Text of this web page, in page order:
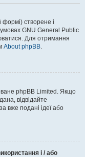
формі) створене і
GNU General Public
Для отримання
About phpBB.
phpBB Limited. Якщо
відвідайте
вже подані ідеї або
і / або